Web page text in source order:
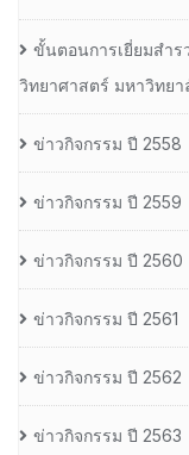
ขั้นตอนการเยี่ยมสำ
วิทยาศาสตร์ มหาวิทย
ข่าวกิจกรรม ปี 2558
ข่าวกิจกรรม ปี 2559
ข่าวกิจกรรม ปี 2560
ข่าวกิจกรรม ปี 2561
ข่าวกิจกรรม ปี 2562
ข่าวกิจกรรม ปี 2563